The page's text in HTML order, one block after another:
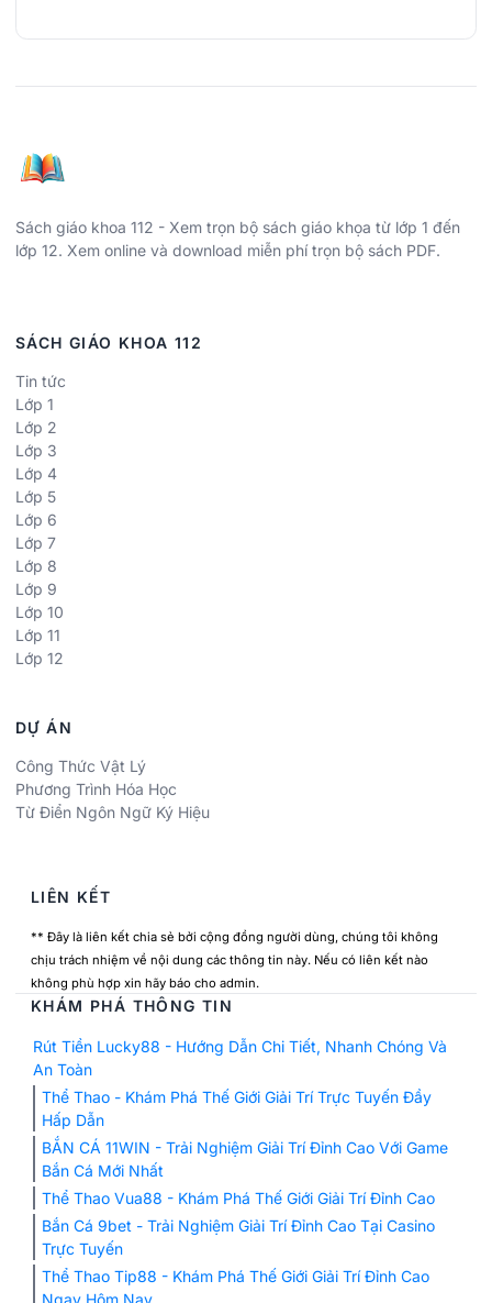
Sách giáo khoa 112 - Xem trọn bộ sách giáo khọa từ lớp 1 đến
lớp 12. Xem online và download miễn phí trọn bộ sách PDF.
SÁCH GIÁO KHOA 112
Tin tức
Lớp 1
Lớp 2
Lớp 3
Lớp 4
Lớp 5
Lớp 6
Lớp 7
Lớp 8
Lớp 9
Lớp 10
Lớp 11
Lớp 12
DỰ ÁN
Công Thức Vật Lý
Phương Trình Hóa Học
Từ Điển Ngôn Ngữ Ký Hiệu
LIÊN KẾT
** Đây là liên kết chia sẻ bởi cộng đồng người dùng, chúng tôi không
chịu trách nhiệm về nội dung các thông tin này. Nếu có liên kết nào
không phù hợp xin hãy báo cho admin.
KHÁM PHÁ THÔNG TIN
Rút Tiền Lucky88 - Hướng Dẫn Chi Tiết, Nhanh Chóng Và
An Toàn
Thể Thao - Khám Phá Thế Giới Giải Trí Trực Tuyến Đầy
Hấp Dẫn
BẮN CÁ 11WIN - Trải Nghiệm Giải Trí Đỉnh Cao Với Game
Bắn Cá Mới Nhất
Thể Thao Vua88 - Khám Phá Thế Giới Giải Trí Đỉnh Cao
Bắn Cá 9bet - Trải Nghiệm Giải Trí Đỉnh Cao Tại Casino
Trực Tuyến
Thể Thao Tip88 - Khám Phá Thế Giới Giải Trí Đỉnh Cao
Ngay Hôm Nay